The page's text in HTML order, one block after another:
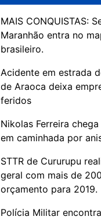
MAIS CONQUISTAS:
Maranhão entra no
brasileiro.
Acidente em estrada
de Araoca deixa
feridos
Nikolas Ferreira
em caminhada por
STTR de Cururupu
geral com mais de
orçamento para 2019.
Polícia Militar